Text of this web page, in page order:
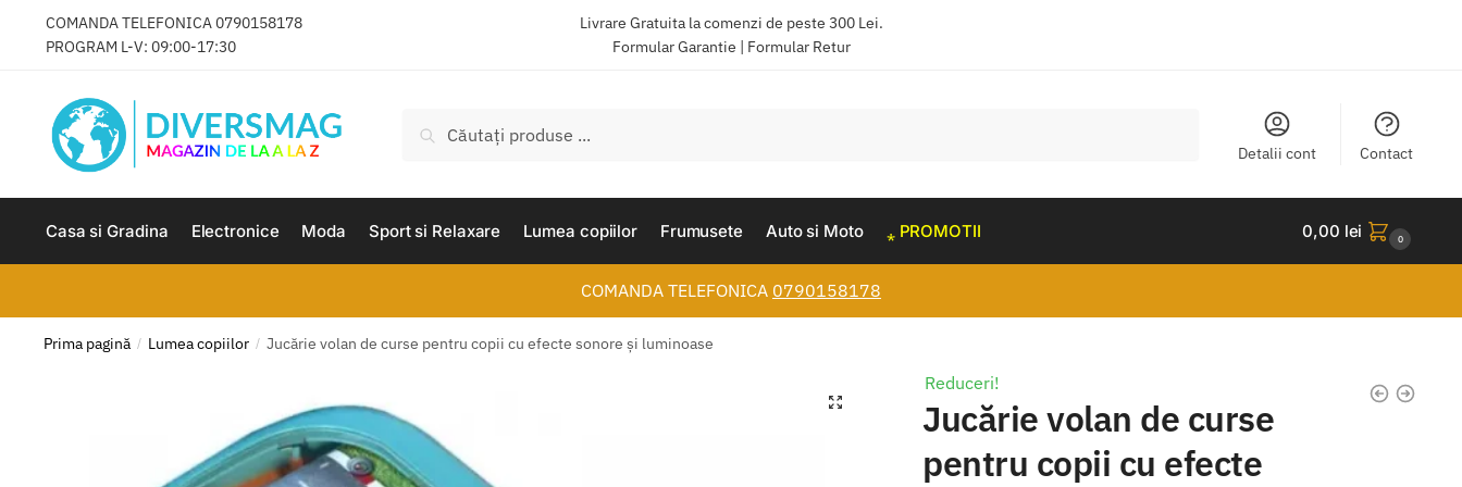
COMANDA TELEFONICA0790158178
PROGRAM L-V: 09:00-17:30
Livrare Gratuita la comenzi de peste 300 Lei.
Formular Garantie | Formular Retur
după:
Detalii cont Contact
Casa si Gradina Electronice Moda Sport si Relaxare Lumea copiilor Frumusete Auto si Moto ⁎ PROMOTII 0,00 lei 0
COMANDA TELEFONICA 0790158178
Prima pagină / Lumea copiilor / Jucărie volan de curse pentru copii cu efecte sonore și luminoase
🔍
Reduceri!
Jucărie volan de curse
pentru copii cu efecte